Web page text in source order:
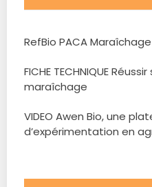
RefBio PACA
FICHE TECHNIQUE Réussir ses couverts végétaux en
maraîchage
VIDEO Awen Bio, une
d’expérimentation en